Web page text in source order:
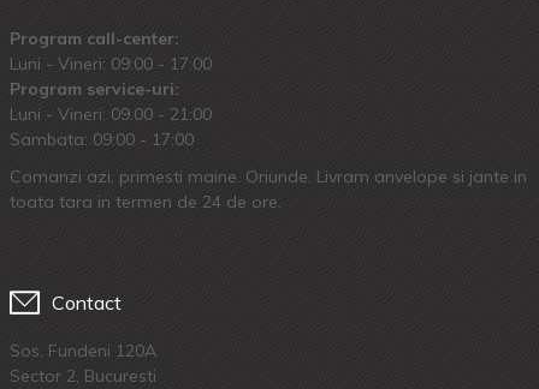
Program call-center:
Luni - Vineri: 09:00 - 17:00
Program service-uri:
Luni - Vineri: 09.00 - 21:00
Sambata: 09:00 - 17:00
Comanzi azi, primesti maine. Oriunde. Livram anvelope si jante in
toata tara in termen de 24 de ore.
Contact
Sos. Fundeni 120A
Sector 2, Bucuresti